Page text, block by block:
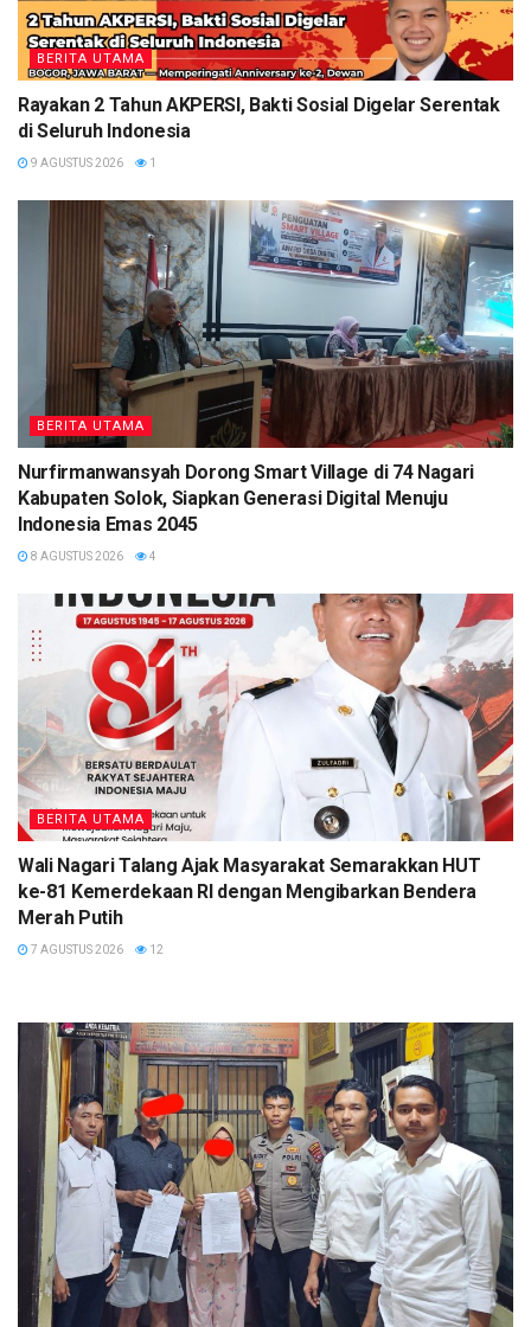
BERITA UTAMA
Rayakan 2 Tahun AKPERSI, Bakti Sosial Digelar Serentak
di Seluruh Indonesia
9 AGUSTUS 2026 1
BERITA UTAMA
Nurfirmanwansyah Dorong Smart Village di 74 Nagari
Kabupaten Solok, Siapkan Generasi Digital Menuju
Indonesia Emas 2045
8 AGUSTUS 2026 4
BERITA UTAMA
Wali Nagari Talang Ajak Masyarakat Semarakkan HUT
ke-81 Kemerdekaan RI dengan Mengibarkan Bendera
Merah Putih
7 AGUSTUS 2026 12